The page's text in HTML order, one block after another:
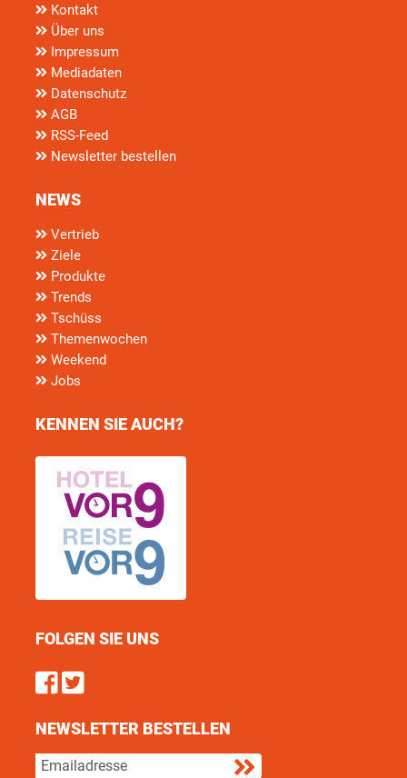
Kontakt
Über uns
Impressum
Mediadaten
Datenschutz
AGB
RSS-Feed
Newsletter bestellen
NEWS
Vertrieb
Ziele
Produkte
Trends
Tschüss
Themenwochen
Weekend
Jobs
KENNEN SIE AUCH?
FOLGEN SIE UNS
Find us on Facebook
Follow us on Twitter
NEWSLETTER BESTELLEN